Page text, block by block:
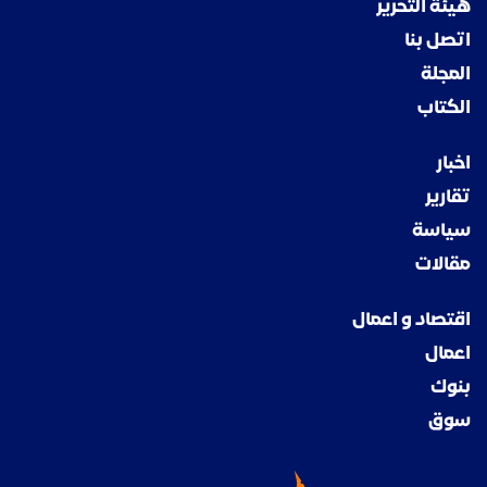
هيئة التحرير
اتصل بنا
المجلة
الكتاب
اخبار
تقارير
سياسة
مقالات
اقتصاد و اعمال
اعمال
بنوك
سوق